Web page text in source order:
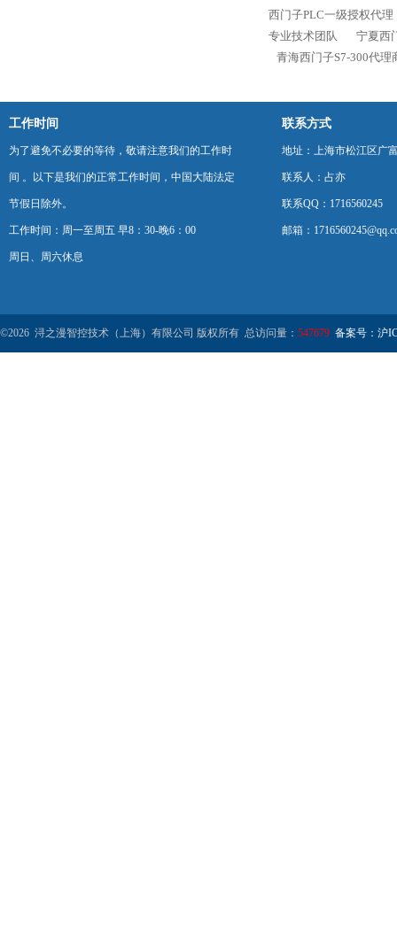
西门子PLC一级授权代理
专业技术团队
宁夏西
青海西门子S7-300代理
工作时间
为了避免不必要的等待，敬请注意我们的工作时
间 。以下是我们的正常工作时间，中国大陆法定
节假日除外。
工作时间：周一至周五 早8：30-晚6：00
周日、周六休息
联系方式
地址：上海市松江区广
联系人：占亦
联系QQ：1716560245
邮箱：
©2026 浔之漫智控技术（上海）有限公司 版权所有 总访问量： 547679 备案号：沪